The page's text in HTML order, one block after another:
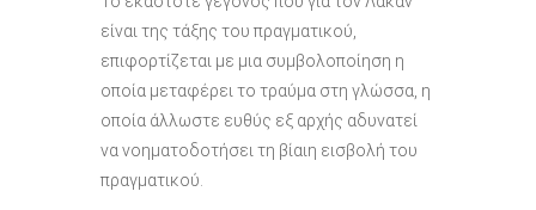
είναι της τάξης του πραγματικού,
επιφορτίζεται με μια συμβολοποίηση η
οποία μεταφέρει το τραύμα στη γλώσσα, η
οποία άλλωστε ευθύς εξ αρχής αδυνατεί
να νοηματοδοτήσει τη βίαιη εισβολή του
πραγματικού.